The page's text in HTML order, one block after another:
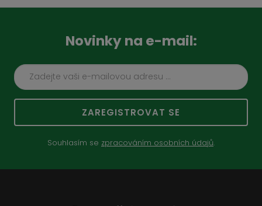
Novinky na e-mail:
ZAREGISTROVAT SE
Souhlasím se zpracováním osobních údajů.